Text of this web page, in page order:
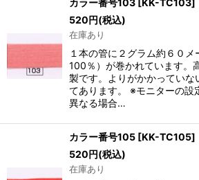
520円(税込)
在庫あり
１本の管に２グラム約６０
100％）が巻かれています。
製です。よりがかかっていな
てあります。 ※モニターの設
異なる場合…
カラー番号105 [KK-TC105]
520円(税込)
在庫あり